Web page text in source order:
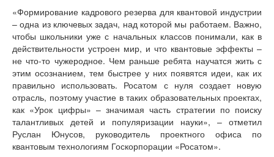
«Формирование кадрового резерва для квантовой индустрии
– одна из ключевых задач, над которой мы работаем. Важно,
чтобы школьники уже с начальных классов понимали, как в
действительности устроен мир, и что квантовые эффекты –
не что-то чужеродное. Чем раньше ребята научатся жить с
этим осознанием, тем быстрее у них появятся идеи, как их
правильно использовать. Росатом с нуля создает новую
отрасль, поэтому участие в таких образовательных проектах,
как «Урок цифры» – значимая часть стратегии по поиску
талантливых детей и популяризации науки», – отметил
Руслан Юнусов, руководитель проектного офиса по
квантовым технологиям Госкорпорации «Росатом».